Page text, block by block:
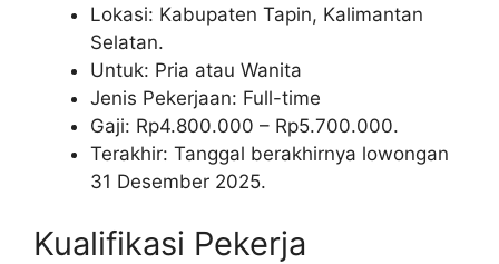
Lokasi: Kabupaten Tapin, Kalimantan
Selatan.
Untuk: Pria atau Wanita
Jenis Pekerjaan: Full-time
Gaji: Rp4.800.000 – Rp5.700.000.
Terakhir: Tanggal berakhirnya lowongan
31 Desember 2025.
Kualifikasi Pekerja